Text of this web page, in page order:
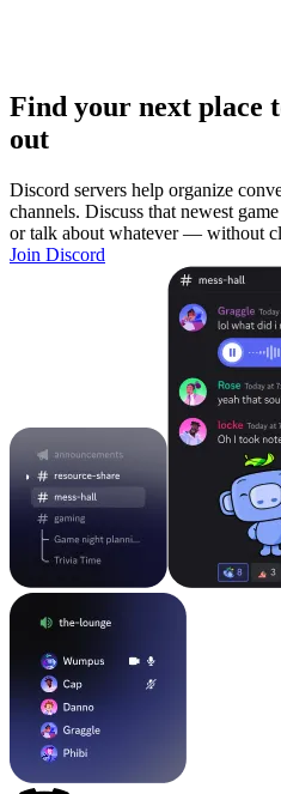
Find your next place
out
Discord servers help organize
channels. Discuss that newest
or talk about whatever — without
Join Discord